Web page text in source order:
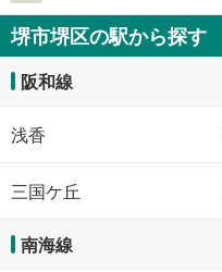
堺市堺区の駅から探す
阪和線
浅香
三国ケ丘
南海線